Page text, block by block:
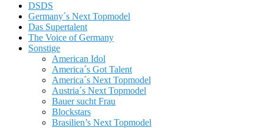
DSDS
Germany´s Next Topmodel
Das Supertalent
The Voice of Germany
Sonstige
American Idol
America´s Got Talent
America´s Next Topmodel
Austria´s Next Topmodel
Bauer sucht Frau
Blockstars
Brasilien’s Next Topmodel